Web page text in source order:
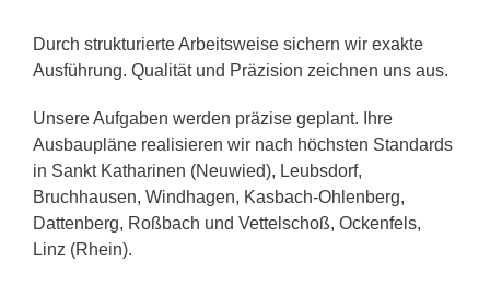
Durch strukturierte Arbeitsweise sichern wir exakte
Ausführung. Qualität und Präzision zeichnen uns aus.
Unsere Aufgaben werden präzise geplant. Ihre
Ausbaupläne realisieren wir nach höchsten Standards
in Sankt Katharinen (Neuwied), Leubsdorf,
Bruchhausen, Windhagen, Kasbach-Ohlenberg,
Dattenberg, Roßbach und Vettelschoß, Ockenfels,
Linz (Rhein).